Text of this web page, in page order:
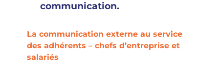
communication.
La communication externe au service
des adhérents – chefs d’entreprise et
salariés